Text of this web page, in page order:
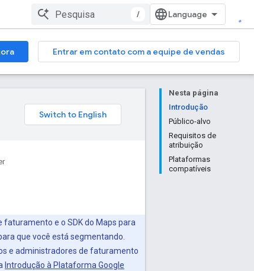
/
Entrar em contato com a equipe de vendas
Nesta página
Introdução
Público-alvo
Requisitos de
atribuição
Plataformas
compatíveis
e o SDK do Maps para
que você está segmentando.
e administradores de faturamento
Introdução à Plataforma Google